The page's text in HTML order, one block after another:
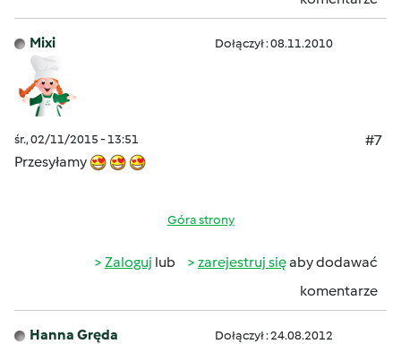
Mixi Dołączył : 08.11.2010
śr., 02/11/2015 - 13:51
#7
Przesyłamy
Góra strony
Zaloguj lub zarejestruj sięaby dodawać
komentarze
Hanna Gręda Dołączył : 24.08.2012